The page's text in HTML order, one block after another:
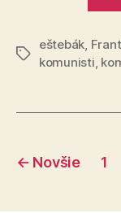
Značky
eštebák,
komunisti,
← Novšie 1